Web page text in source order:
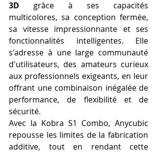
3D grâce à ses capacités
multicolores, sa conception fermée,
sa vitesse impressionnante et ses
fonctionnalités intelligentes. Elle
s'adresse à une large communauté
d'utilisateurs, des amateurs curieux
aux professionnels exigeants, en leur
offrant une combinaison inégalée de
performance, de flexibilité et de
sécurité.
Avec la Kobra S1 Combo, Anycubic
repousse les limites de la fabrication
additive, tout en rendant cette